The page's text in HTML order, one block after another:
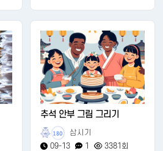
추석 안부 그림 그리기
180
삼시기
09-13
1 3381회